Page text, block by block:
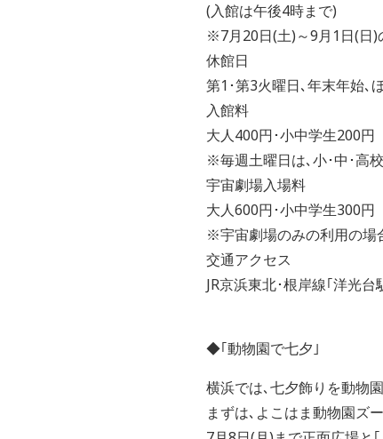
(入館は午後4時まで)
※7月20日(土)～9月1日(日)
休館日
第1･第3火曜日､年末年始､
入館料
大人400円･小中学生200円
※毎週土曜日は､小･中･高
宇宙劇場入場料
大人600円･小中学生300円
※宇宙劇場のみの利用の場
交通アクセス
JR京浜東北･根岸線｢洋光台
◆｢動物園で七夕｣
横浜では､七夕飾りを動物
まずは､よこはま動物園ズ